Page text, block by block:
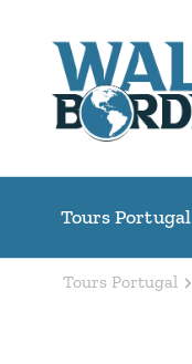
conteúdo
Enter)
Tours Portugal
Tours Portugal